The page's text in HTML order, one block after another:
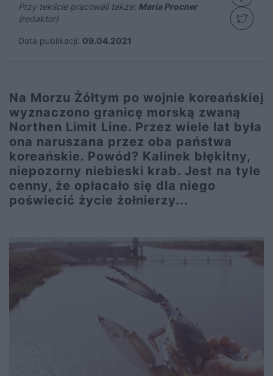
Przy tekście pracowali także: Maria Procner
(redaktor)
Data publikacji: 09.04.2021
Na Morzu Żółtym po wojnie koreańskiej
wyznaczono granicę morską zwaną
Northen Limit Line. Przez wiele lat była
ona naruszana przez oba państwa
koreańskie. Powód? Kalinek błękitny,
niepozorny niebieski krab. Jest na tyle
cenny, że opłacało się dla niego
poświecić życie żołnierzy...